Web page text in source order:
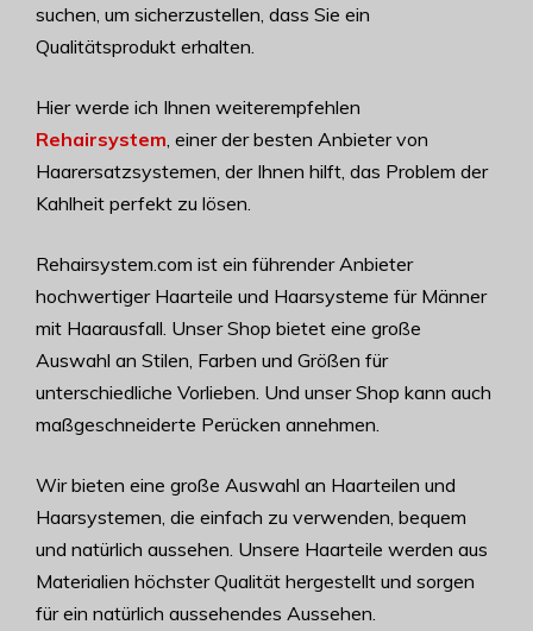
suchen, um sicherzustellen, dass Sie ein
Qualitätsprodukt erhalten.
Hier werde ich Ihnen weiterempfehlen
Rehairsystem, einer der besten Anbieter von
Haarersatzsystemen, der Ihnen hilft, das Problem der
Kahlheit perfekt zu lösen.
Rehairsystem.com ist ein führender Anbieter
hochwertiger Haarteile und Haarsysteme für Männer
mit Haarausfall. Unser Shop bietet eine große
Auswahl an Stilen, Farben und Größen für
unterschiedliche Vorlieben. Und unser Shop kann auch
maßgeschneiderte Perücken annehmen.
Wir bieten eine große Auswahl an Haarteilen und
Haarsystemen, die einfach zu verwenden, bequem
und natürlich aussehen. Unsere Haarteile werden aus
Materialien höchster Qualität hergestellt und sorgen
für ein natürlich aussehendes Aussehen.